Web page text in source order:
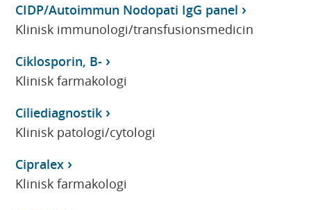
CIDP/Autoimmun Nodopati IgG panel
Klinisk immunologi/transfusionsmedicin
Ciklosporin, B-
Klinisk farmakologi
Ciliediagnostik
Klinisk patologi/cytologi
Cipralex
Klinisk farmakologi